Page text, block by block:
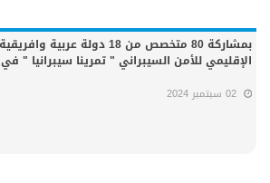
بمشاركة 80 متخصص من 18 دولة
الإقليمي للأمن السيبراني " تمرينا سيبرانيا "
02 سبتمبر 2024